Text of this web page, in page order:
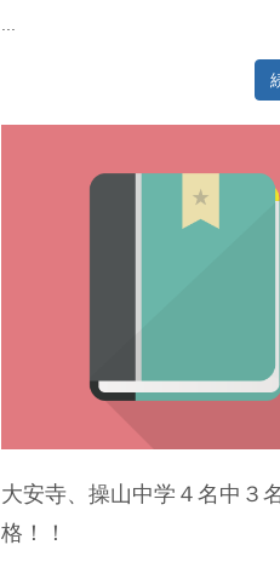
大安寺、操山中学４名中３
格！！